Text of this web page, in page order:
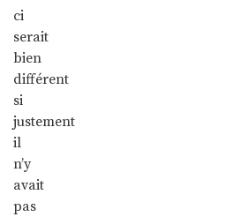
ci
serait
bien
différent
si
justement
il
n’y
avait
pas